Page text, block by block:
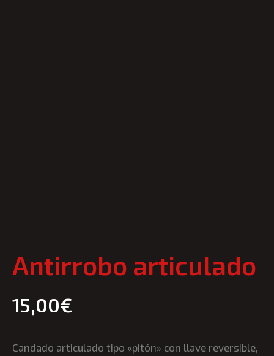
Antirrobo articulado
15,00€
Candado articulado tipo «pitón» con llave reversible,